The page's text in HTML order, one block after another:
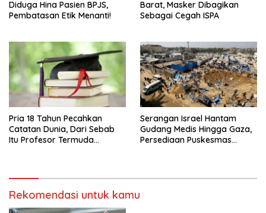
Diduga Hina Pasien BPJS,
Pembatasan Etik Menanti!
Barat, Masker Dibagikan
Sebagai Cegah ISPA
Pria 18 Tahun Pecahkan
Catatan Dunia, Dari Sebab
Itu Profesor Termuda
Serangan Israel Hantam
Gudang Medis Hingga Gaza,
Persediaan Puskesmas
Rekomendasi untuk kamu